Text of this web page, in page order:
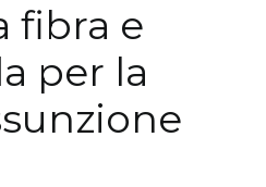
fibra e
per la